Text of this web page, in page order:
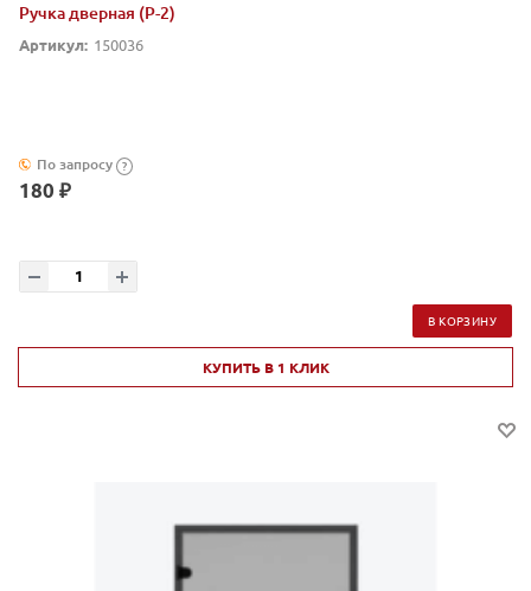
Ручка дверная (Р-2)
Артикул: 150036
По запросу ?
180 ₽
В КОРЗИНУ
КУПИТЬ В 1 КЛИК